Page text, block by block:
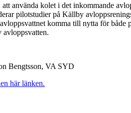
kolet i det inkommande
pilotstudier på Källby
komma till nytta för
avloppsvatten.
Bengtsson, VA SYD
här länken.